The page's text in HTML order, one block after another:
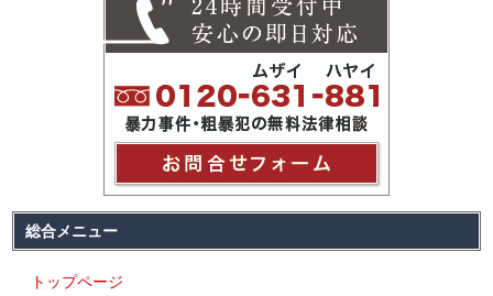
総合メニュー
トップページ